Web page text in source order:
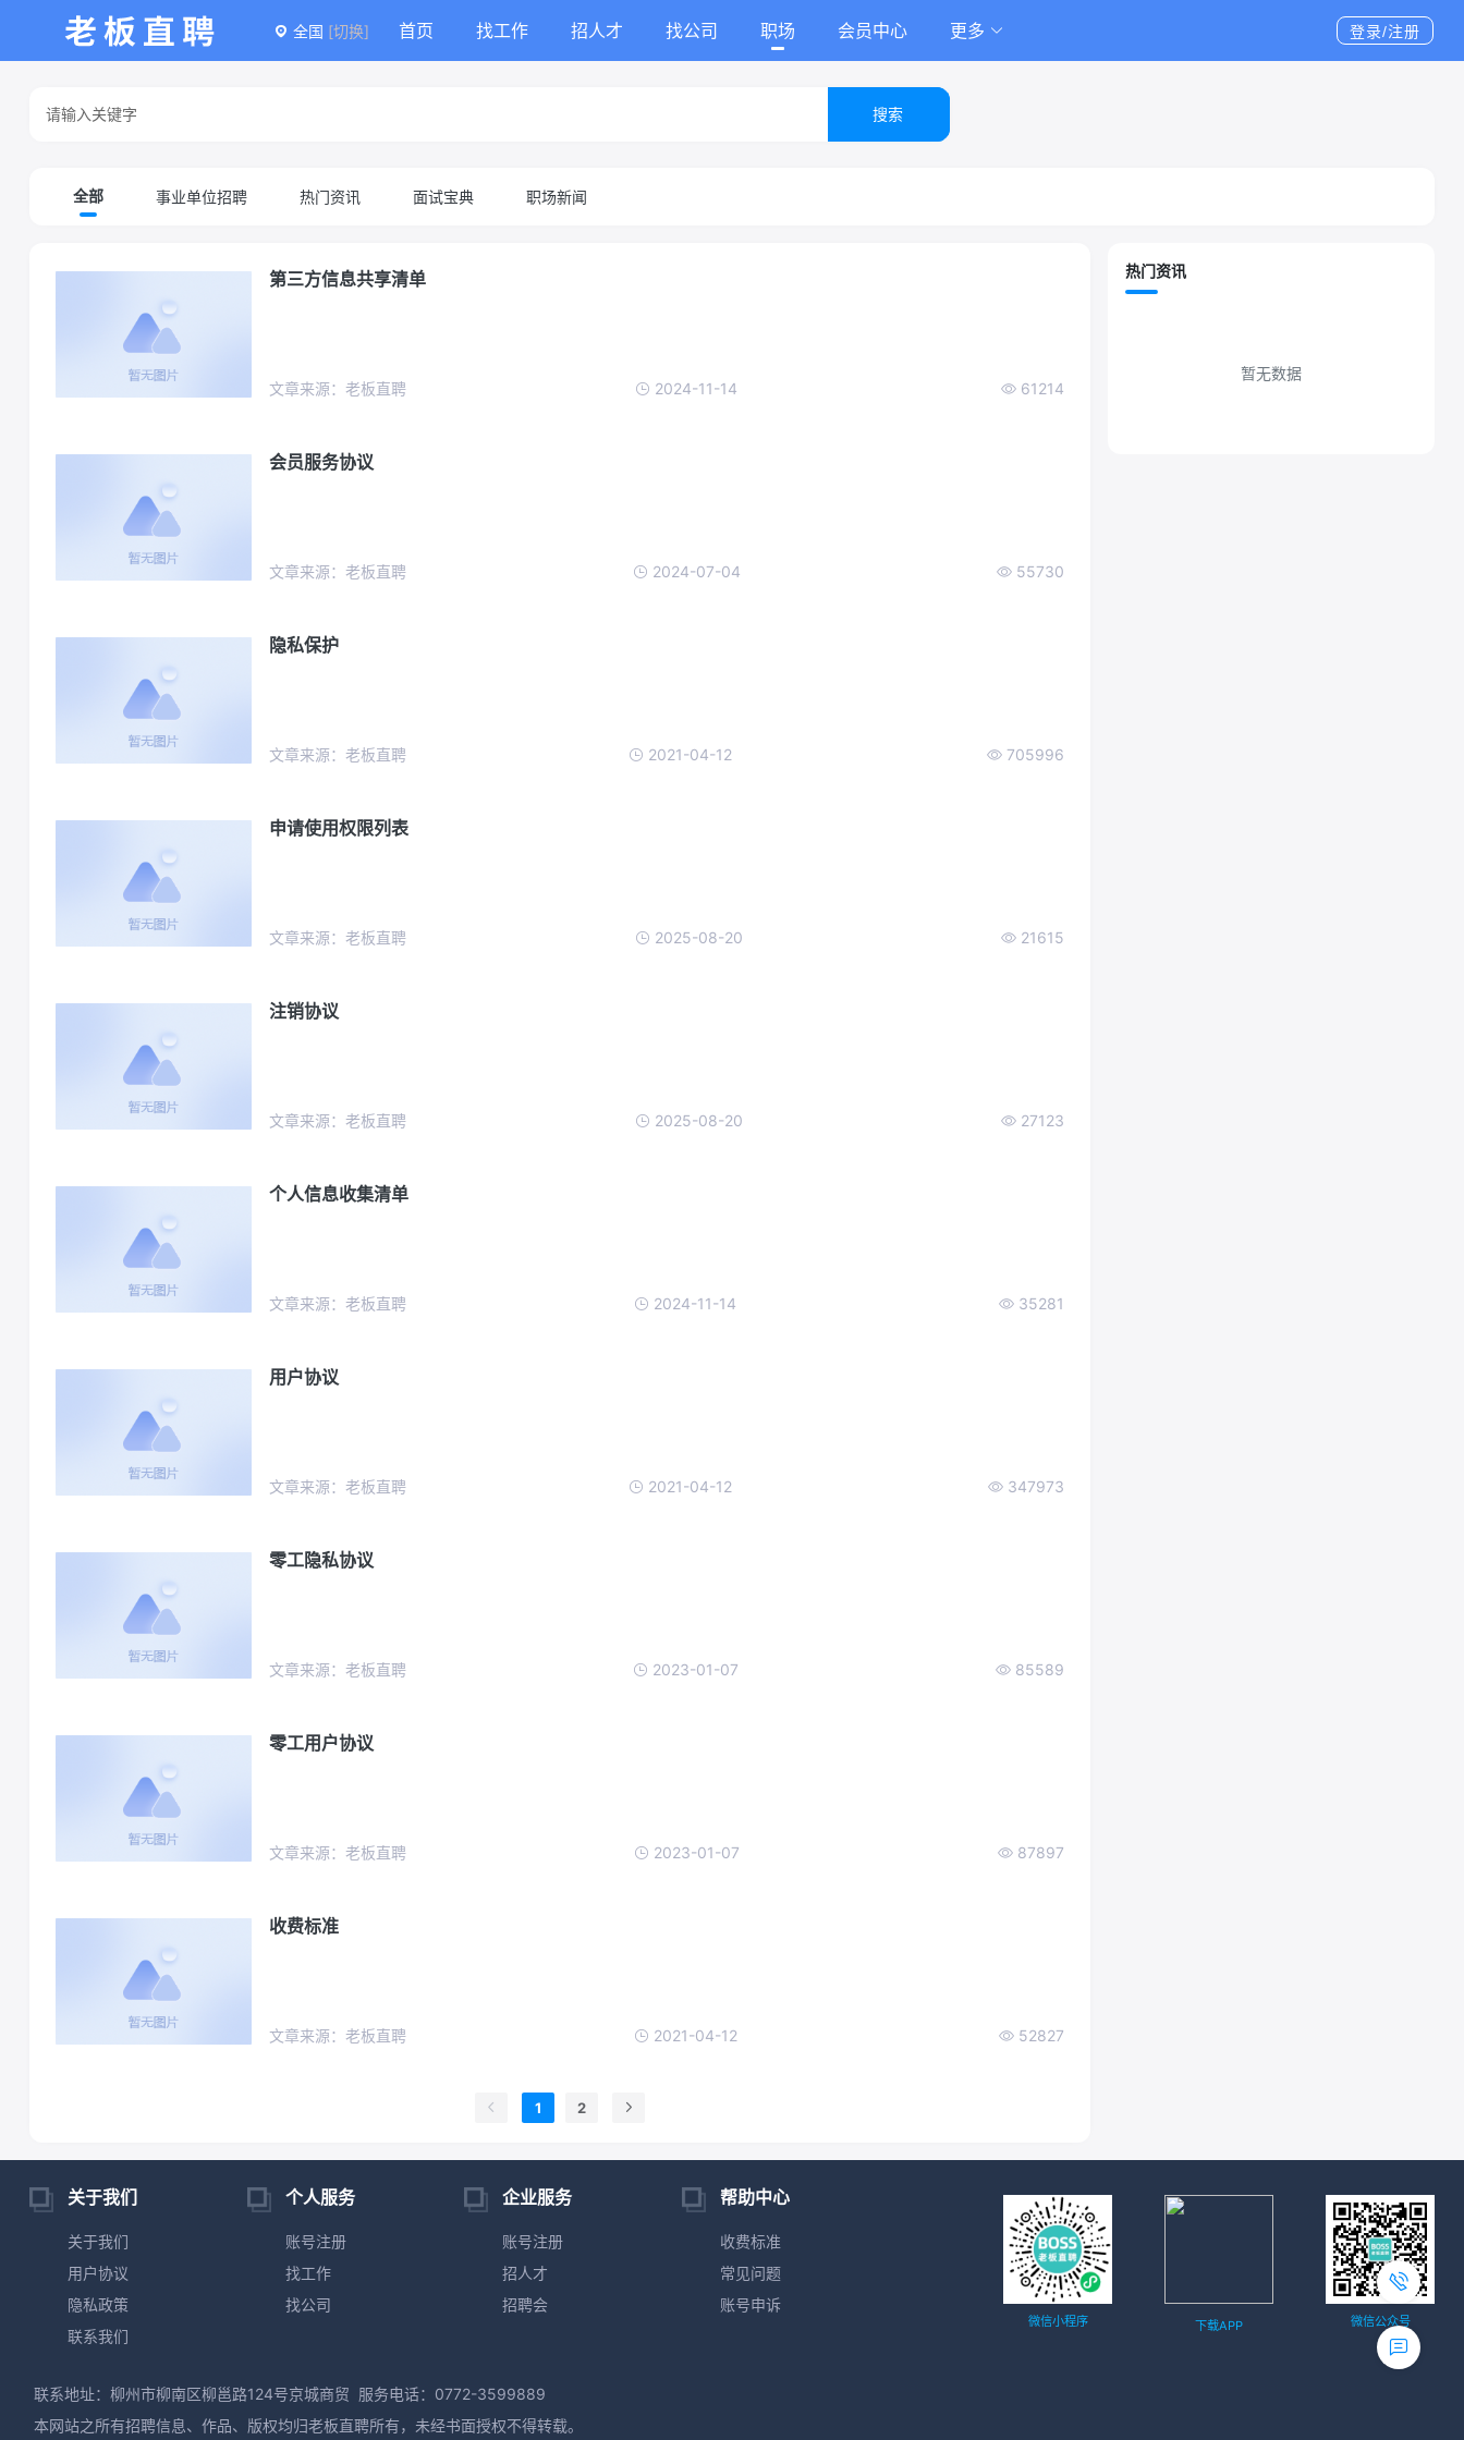
全国 [切换] 首页 找工作 招人才 找公司 职场 会员中心 更多 登录/注册
搜索
全部 事业单位招聘 热门资讯 面试宝典 职场新闻
第三方信息共享清单
文章来源：老板直聘 2024-11-14 61214
会员服务协议
文章来源：老板直聘 2024-07-04 55730
隐私保护
文章来源：老板直聘 2021-04-12 705996
申请使用权限列表
文章来源：老板直聘 2025-08-20 21615
注销协议
文章来源：老板直聘 2025-08-20 27123
个人信息收集清单
文章来源：老板直聘 2024-11-14 35281
用户协议
文章来源：老板直聘 2021-04-12 347973
零工隐私协议
文章来源：老板直聘 2023-01-07 85589
零工用户协议
文章来源：老板直聘 2023-01-07 87897
收费标准
文章来源：老板直聘 2021-04-12 52827
1 2
热门资讯
暂无数据
关于我们
关于我们
用户协议
隐私政策
联系我们
个人服务
账号注册
找工作
找公司
企业服务
账号注册
招人才
招聘会
帮助中心
收费标准
常见问题
账号申诉
微信小程序 下载APP 微信公众号
联系地址：柳州市柳南区柳邕路124号京城商贸 服务电话：0772-3599889
本网站之所有招聘信息、作品、版权均归老板直聘所有，未经书面授权不得转载。